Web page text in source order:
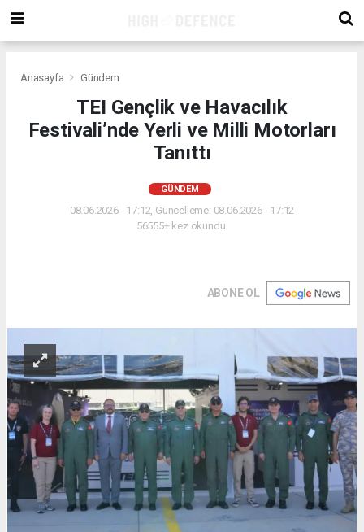
Anasayfa Gündem
TEI Gençlik ve Havacılık
Festivali’nde Yerli ve Milli Motorları
Tanıttı
GÜNDEM
08.06.2026 - 17:12, Güncelleme: 08.06.2026 - 17:12
56555+ kez okundu.
ABONE OL